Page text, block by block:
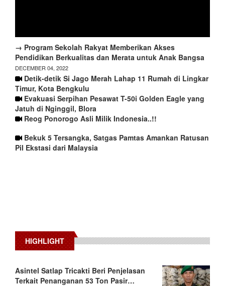
→ Program Sekolah Rakyat Memberikan Akses
Pendidikan Berkualitas dan Merata untuk Anak Bangsa
DECEMBER 04, 2022
Detik-detik Si Jago Merah Lahap 11 Rumah di Lingkar
Timur, Kota Bengkulu
Evakuasi Serpihan Pesawat T-50i Golden Eagle yang
Jatuh di Nginggil, Blora
Reog Ponorogo Asli Milik Indonesia..!!
Bekuk 5 Tersangka, Satgas Pamtas Amankan Ratusan
Pil Ekstasi dari Malaysia
HIGHLIGHT
Asintel Satlap Tricakti Beri Penjelasan
Terkait Penanganan 53 Ton Pasir…